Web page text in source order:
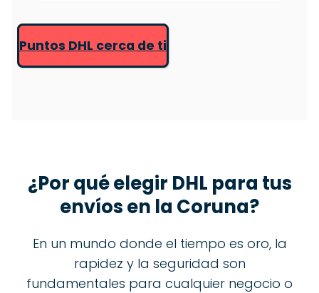
Puntos DHL cerca de ti
¿Por qué elegir DHL para tus
envíos en la Coruna?
En un mundo donde el tiempo es oro, la
rapidez y la seguridad son
fundamentales para cualquier negocio o